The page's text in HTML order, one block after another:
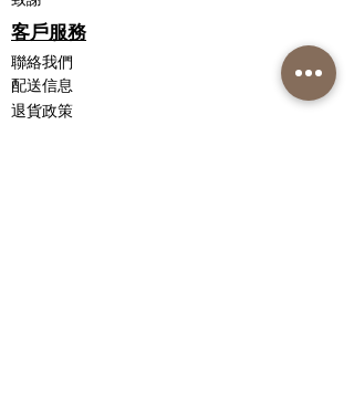
客戶服務
聯絡我們
配送信息
退貨政策